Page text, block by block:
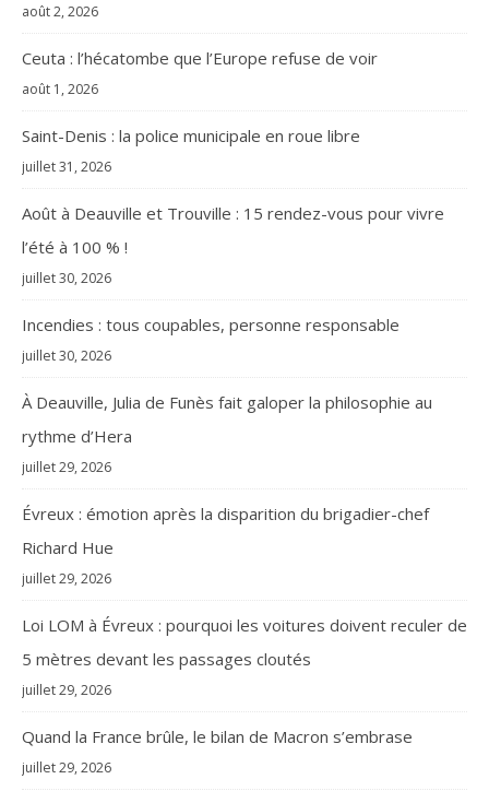
août 2, 2026
Ceuta : l’hécatombe que l’Europe refuse de voir
août 1, 2026
Saint-Denis : la police municipale en roue libre
juillet 31, 2026
Août à Deauville et Trouville : 15 rendez-vous pour vivre
l’été à 100 % !
juillet 30, 2026
Incendies : tous coupables, personne responsable
juillet 30, 2026
À Deauville, Julia de Funès fait galoper la philosophie au
rythme d’Hera
juillet 29, 2026
Évreux : émotion après la disparition du brigadier-chef
Richard Hue
juillet 29, 2026
Loi LOM à Évreux : pourquoi les voitures doivent reculer de
5 mètres devant les passages cloutés
juillet 29, 2026
Quand la France brûle, le bilan de Macron s’embrase
juillet 29, 2026